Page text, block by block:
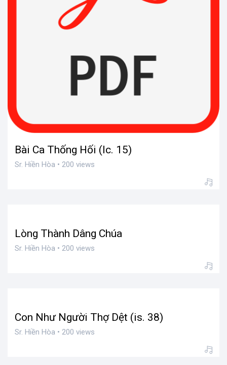
Bài Ca Thống Hối (lc. 15)
Sr. Hiền Hòa • 200 views
Lòng Thành Dâng Chúa
Sr. Hiền Hòa • 200 views
Con Như Người Thợ Dệt (is. 38)
Sr. Hiền Hòa • 200 views